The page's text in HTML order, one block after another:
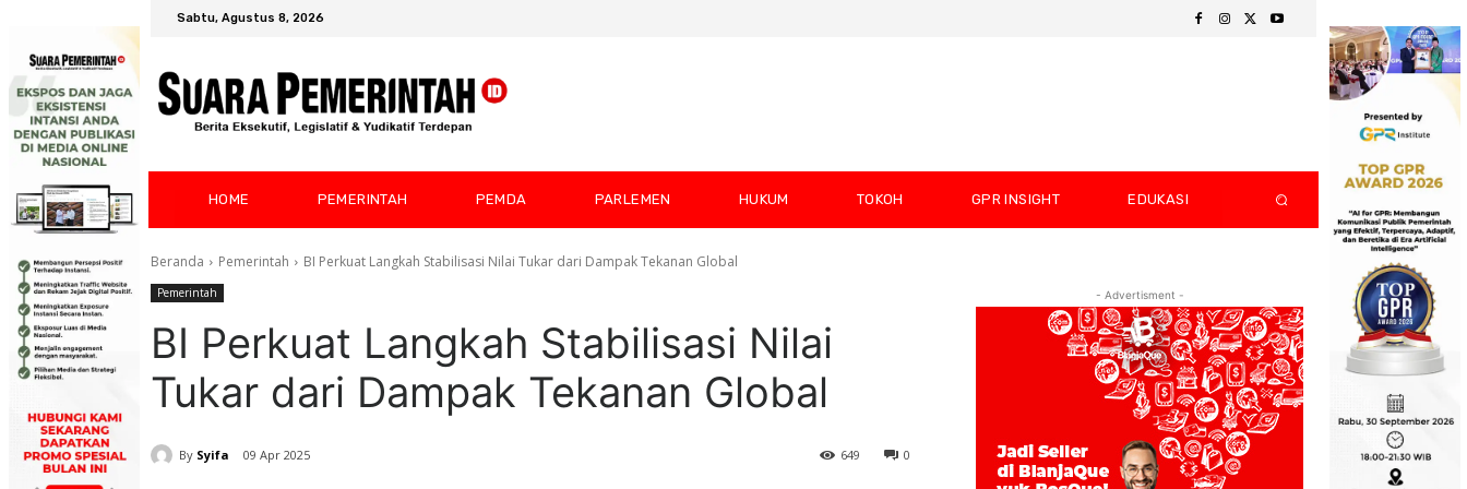
Sabtu, Agustus 8, 2026
HOME PEMERINTAH PEMDA PARLEMEN HUKUM TOKOH GPR INSIGHT EDUKASI
Beranda Pemerintah BI Perkuat Langkah Stabilisasi Nilai Tukar dari Dampak Tekanan Global
Pemerintah
BI Perkuat Langkah Stabilisasi Nilai
Tukar dari Dampak Tekanan Global
By Syifa 09 Apr 2025 0
649
- Advertisment -